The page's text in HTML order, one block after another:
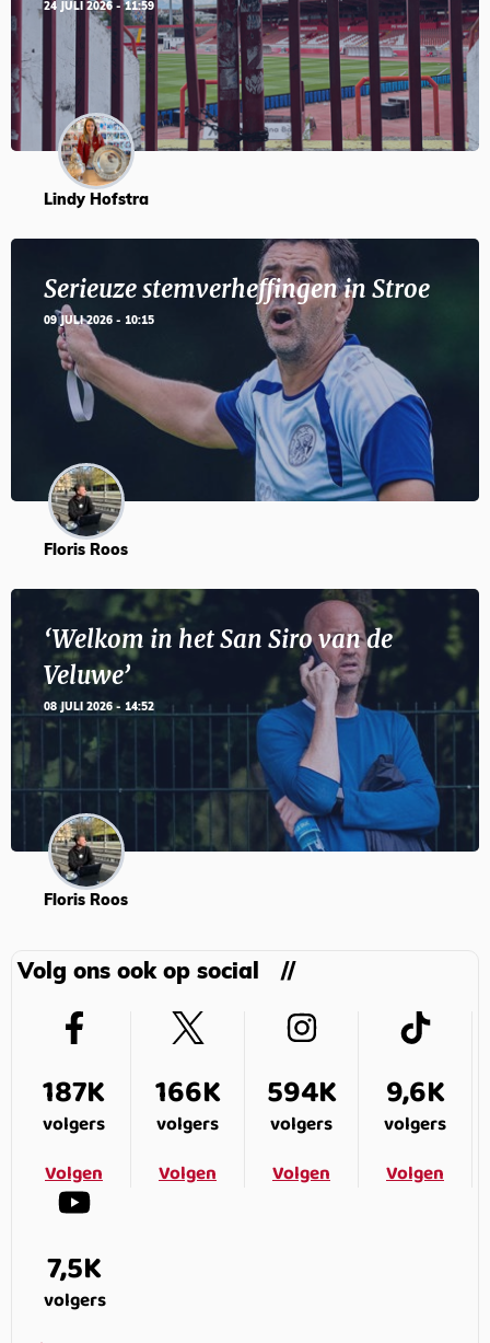
24 JULI 2026 - 11:59
Lindy Hofstra
Serieuze stemverheffingen in Stroe
09 JULI 2026 - 10:15
Floris Roos
‘Welkom in het San Siro van de
Veluwe’
08 JULI 2026 - 14:52
Floris Roos
Volg ons ook op social
187K
volgers
Volgen
166K
volgers
Volgen
594K
volgers
Volgen
9,6K
volgers
Volgen
7,5K
volgers